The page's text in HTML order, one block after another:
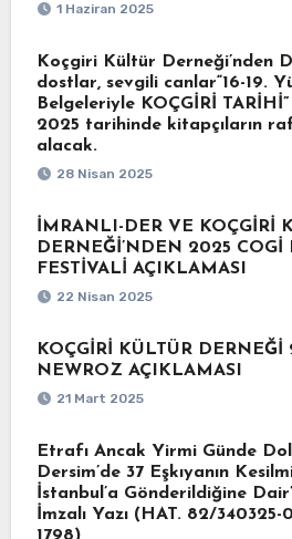
1 Haziran 2025
Koçgiri Kültür Derneği’nden
dostlar, sevgili canlar“16-19.
Belgeleriyle KOÇGİRİ TARİHİ”
2025 tarihinde kitapçıların
alacak.
28 Nisan 2025
İMRANLI-DER VE KOÇGİRİ
DERNEĞİ’NDEN 2025 COGİ
FESTİVALİ AÇIKLAMASI
22 Nisan 2025
KOÇGİRİ KÜLTÜR DERNEĞİ
NEWROZ AÇIKLAMASI
21 Mart 2025
Etrafı Ancak Yirmi Günde
Dersim’de 37 Eşkıyanın
İstanbul’a Gönderildiğine
İmzalı Yazı (HAT. 82/340325-